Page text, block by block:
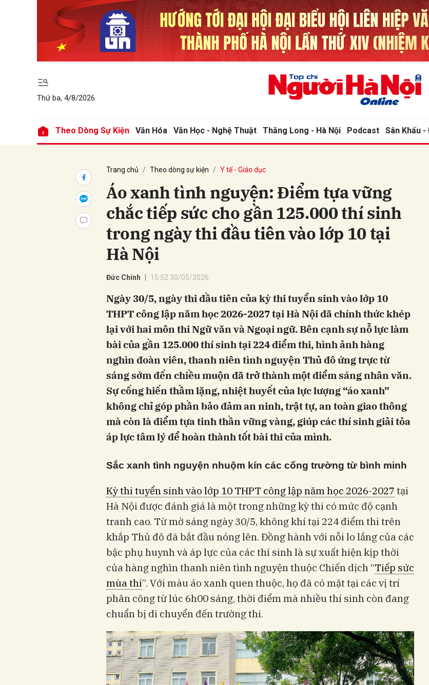
Thứ ba, 4/8/2026
Theo Dòng Sự Kiện Văn Hóa Văn Học - Nghệ Thuật Thăng Long - Hà Nội Podcast Sân Khấu
Trang chủ Theo dòng sự kiện Y tế - Giáo dục
Áo xanh tình nguyện: Điểm tựa vững
chắc tiếp sức cho gần 125.000 thí sinh
trong ngày thi đầu tiên vào lớp 10 tại
Hà Nội
Đức Chính 15:52 30/05/2026
Ngày 30/5, ngày thi đầu tiên của kỳ thi tuyển sinh vào lớp 10
THPT công lập năm học 2026-2027 tại Hà Nội đã chính thức khép
lại với hai môn thi Ngữ văn và Ngoại ngữ. Bên cạnh sự nỗ lực làm
bài của gần 125.000 thí sinh tại 224 điểm thi, hình ảnh hàng
nghìn đoàn viên, thanh niên tình nguyện Thủ đô ứng trực từ
sáng sớm đến chiều muộn đã trở thành một điểm sáng nhân văn.
Sự cống hiến thầm lặng, nhiệt huyết của lực lượng “áo xanh”
không chỉ góp phần bảo đảm an ninh, trật tự, an toàn giao thông
mà còn là điểm tựa tinh thần vững vàng, giúp các thí sinh giải tỏa
áp lực tâm lý để hoàn thành tốt bài thi của mình.
Sắc xanh tình nguyện nhuộm kín các cổng trường từ bình minh
Kỳ thi tuyển sinh vào lớp 10 THPT công lập năm học 2026-2027 tại
Hà Nội được đánh giá là một trong những kỳ thi có mức độ cạnh
tranh cao. Từ mờ sáng ngày 30/5, không khí tại 224 điểm thi trên
khắp Thủ đô đã bắt đầu nóng lên. Đồng hành với nỗi lo lắng của các
bậc phụ huynh và áp lực của các thí sinh là sự xuất hiện kịp thời
của hàng nghìn thanh niên tình nguyện thuộc Chiến dịch “Tiếp sức
mùa thi”. Với màu áo xanh quen thuộc, họ đã có mặt tại các vị trí
phân công từ lúc 6h00 sáng, thời điểm mà nhiều thí sinh còn đang
chuẩn bị di chuyển đến trường thi.
Gửi bình luận